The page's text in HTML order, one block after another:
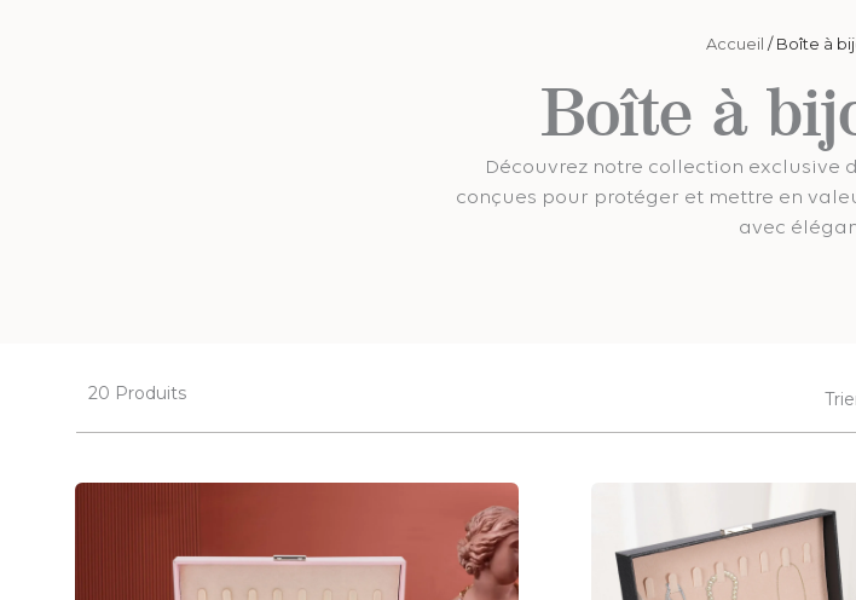
Accueil / Boîte à
Boîte à
Découvrez notre collection exclusive
conçues pour protéger et mettre en
avec
20 Produits